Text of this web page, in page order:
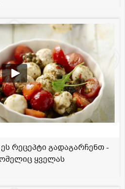
რეცეპტი გადაგარჩენთ -
ყველას